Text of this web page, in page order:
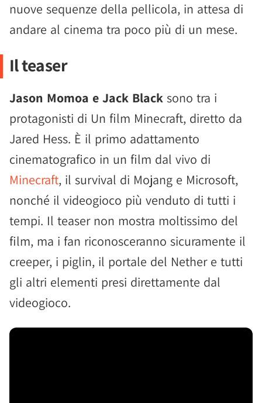
nuove sequenze della pellicola, in attesa di
andare al cinema tra poco più di un mese.
Il teaser
Jason Momoa e Jack Black sono tra i
protagonisti di Un film Minecraft, diretto da
Jared Hess. È il primo adattamento
cinematografico in un film dal vivo di
Minecraft, il survival di Mojang e Microsoft,
nonché il videogioco più venduto di tutti i
tempi. Il teaser non mostra moltissimo del
film, ma i fan riconosceranno sicuramente il
creeper, i piglin, il portale del Nether e tutti
gli altri elementi presi direttamente dal
videogioco.